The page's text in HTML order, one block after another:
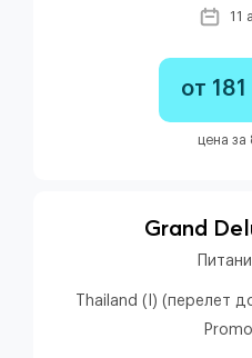
11
от
цена за
Grand
Thailand (I) (перелет